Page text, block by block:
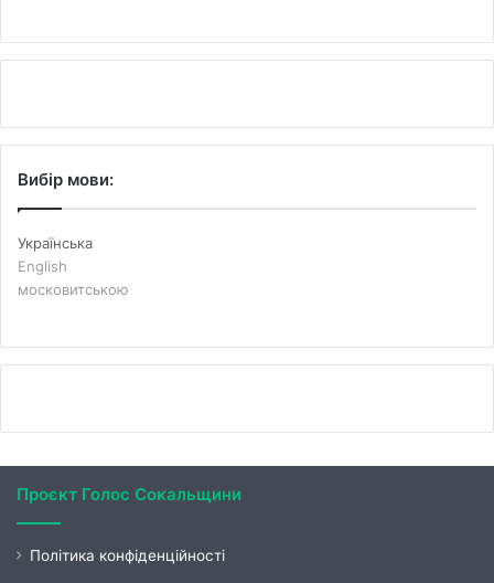
Вибір мови:
Українська
English
московитською
Проєкт Голос Сокальщини
Політика конфіденційності